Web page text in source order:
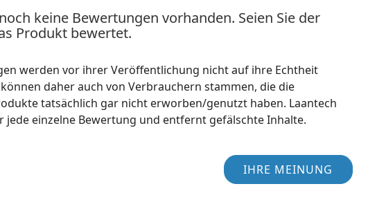
keine Bewertungen vorhanden. Seien Sie der
Produkt bewertet.
werden vor ihrer Veröffentlichung nicht auf ihre Echtheit
daher auch von Verbrauchern stammen, die die
tatsächlich gar nicht erworben/genutzt haben. Laantech
jede einzelne Bewertung und entfernt gefälschte Inhalte.
IHRE MEINUNG